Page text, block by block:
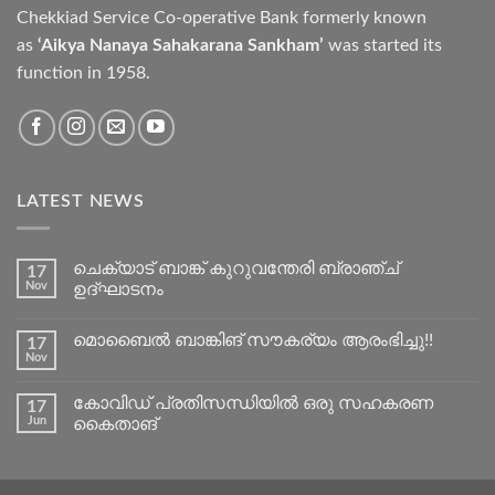
Chekkiad Service Co-operative Bank formerly known
as ‘Aikya Nanaya Sahakarana Sankham’ was started its
function in 1958.
LATEST NEWS
17
Nov
ചെക്യാട് ബാങ്ക് കുറുവന്തേരി ബ്രാഞ്ച്
ഉദ്ഘാടനം
17
Nov
മൊബൈൽ ബാങ്കിങ് സൗകര്യം ആരംഭിച്ചു!!
17
Jun
കോവിഡ് പ്രതിസന്ധിയിൽ ഒരു സഹകരണ
കൈതാങ്